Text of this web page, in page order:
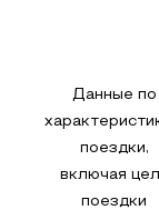
Данные по
поездки,
включая
поездки